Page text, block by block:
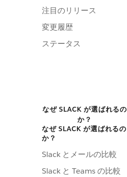
注目のリリース
変更履歴
ステータス
なぜ SLACK が選ばれるの
か？
なぜ SLACK が選ばれるの
か？
Slack とメールの比較
Slack と Teams の比較